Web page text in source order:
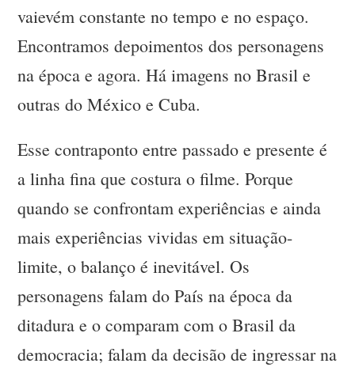
vaievém constante no tempo e no espaço.
Encontramos depoimentos dos personagens
na época e agora. Há imagens no Brasil e
outras do México e Cuba.
Esse contraponto entre passado e presente é
a linha fina que costura o filme. Porque
quando se confrontam experiências e ainda
mais experiências vividas em situação-
limite, o balanço é inevitável. Os
personagens falam do País na época da
ditadura e o comparam com o Brasil da
democracia; falam da decisão de ingressar na